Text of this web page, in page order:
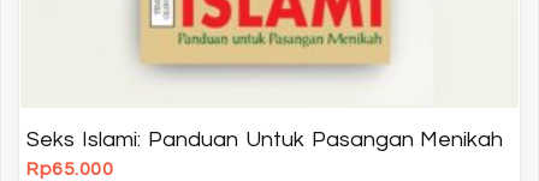
Seks Islami: Panduan Untuk Pasangan Menikah
Rp65.000